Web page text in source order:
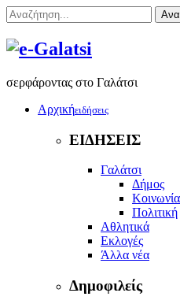
σερφάροντας στο Γαλάτσι
Αρχικήειδήσεις
ΕΙΔΗΣΕΙΣ
Γαλάτσι
Δήμος
Κοινωνία
Πολιτική
Αθλητικά
Εκλογές
Άλλα νέα
Δημοφιλείς